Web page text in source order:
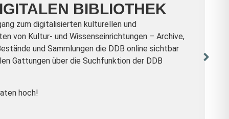
BIBLIOTHEK
zum digitalisierten kulturellen und
von Kultur- und Wissenseinrichtungen – Archive,
und Sammlungen die DDB online sichtbar
Gattungen über die Suchfunktion der DDB
hoch!